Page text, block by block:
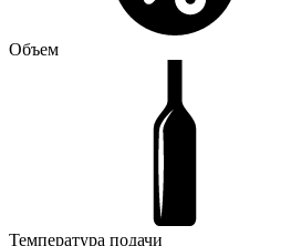
Объем
Температура подачи